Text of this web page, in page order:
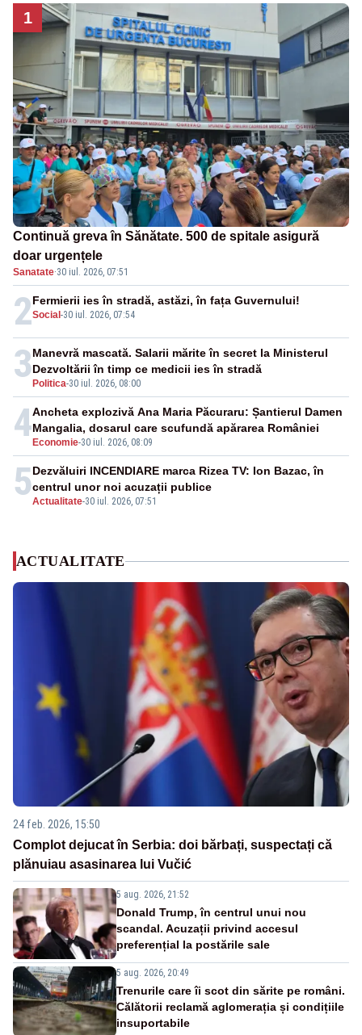
1
Continuă greva în Sănătate. 500 de spitale asigură
doar urgențele
Sanatate·30 iul. 2026, 07:51
2Social -30 iul. 2026, 07:54
Fermierii ies în stradă, astăzi, în fața Guvernului!
3 Politica-30 iul. 2026, 08:00
Manevră mascată. Salarii mărite în secret la Ministerul
Dezvoltării în timp ce medicii ies în stradă
4 Economie-30 iul. 2026, 08:09
Ancheta explozivă Ana Maria Păcuraru: Șantierul Damen
Mangalia, dosarul care scufundă apărarea României
5Actualitate-30 iul. 2026, 07:51
Dezvăluiri INCENDIARE marca Rizea TV: Ion Bazac, în
centrul unor noi acuzații publice
ACTUALITATE
24 feb. 2026, 15:50
Complot dejucat în Serbia: doi bărbați, suspectați că
plănuiau asasinarea lui Vučić
5 aug. 2026, 21:52
Donald Trump, în centrul unui nou
scandal. Acuzații privind accesul
preferențial la postările sale
5 aug. 2026, 20:49
Trenurile care îi scot din sărite pe români.
Călătorii reclamă aglomerația și condițiile
insuportabile